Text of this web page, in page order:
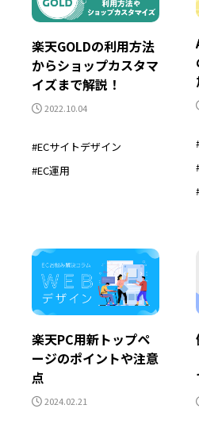
楽天GOLDの利用方法
からショップカスタマ
イズまで解説！
2022.10.04
ECサイトデザイン
EC運用
楽天PC用新トップペ
ージのポイントや注意
点
2024.02.21